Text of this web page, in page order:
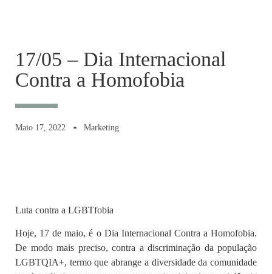
17/05 – Dia Internacional
Contra a Homofobia
Maio 17, 2022 Marketing
Luta contra a LGBTfobia
Hoje, 17 de maio, é o Dia Internacional Contra a Homofobia.
De modo mais preciso, contra a discriminação da população
LGBTQIA+, termo que abrange a diversidade da comunidade